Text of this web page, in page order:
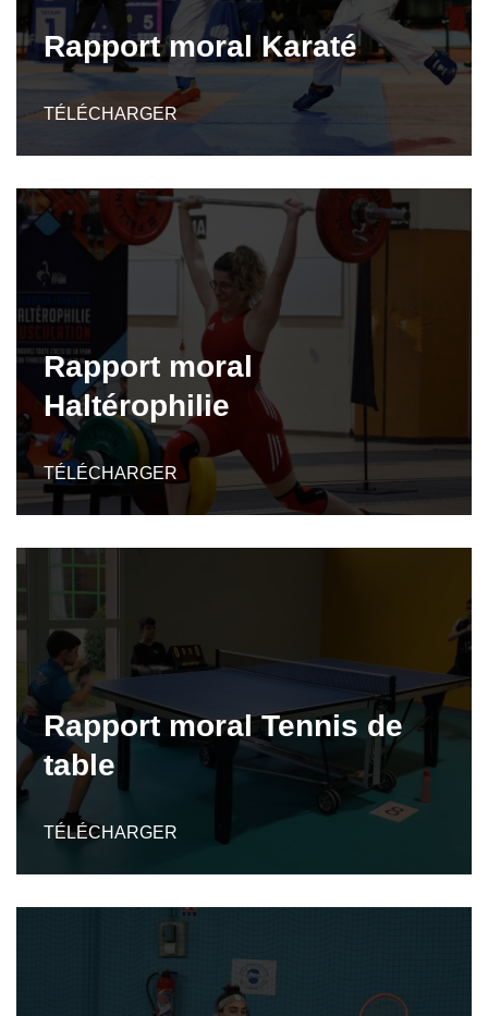
Rapport moral Karaté
TÉLÉCHARGER
Rapport moral
Haltérophilie
TÉLÉCHARGER
Rapport moral Tennis de
table
TÉLÉCHARGER